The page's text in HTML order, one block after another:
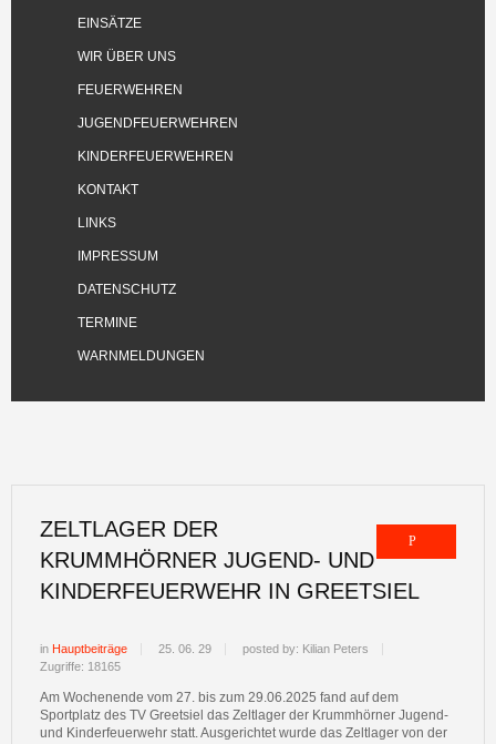
EINSÄTZE
WIR ÜBER UNS
FEUERWEHREN
JUGENDFEUERWEHREN
KINDERFEUERWEHREN
KONTAKT
LINKS
IMPRESSUM
DATENSCHUTZ
TERMINE
WARNMELDUNGEN
ZELTLAGER DER
KRUMMHÖRNER JUGEND- UND
KINDERFEUERWEHR IN GREETSIEL
in Hauptbeiträge 25. 06. 29
posted by: Kilian Peters
Zugriffe: 18165
Am Wochenende vom 27. bis zum 29.06.2025 fand auf dem
Sportplatz des TV Greetsiel das Zeltlager der Krummhörner Jugend-
und Kinderfeuerwehr statt. Ausgerichtet wurde das Zeltlager von der